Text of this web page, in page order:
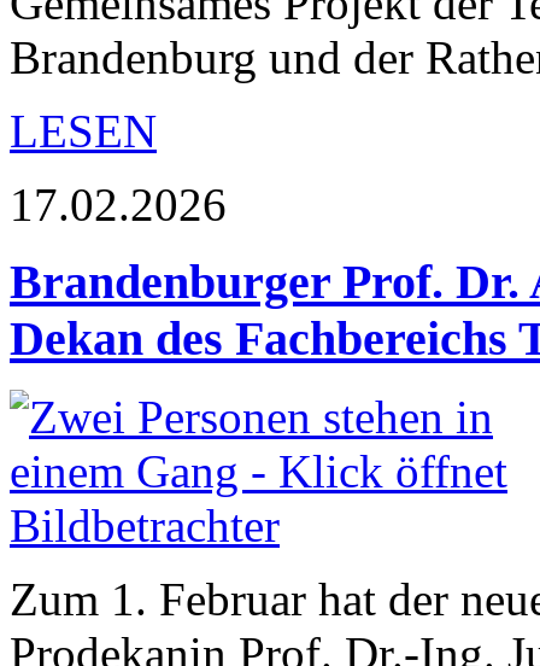
Brandenburg und der
LESEN
17.02.2026
Brandenburger Prof. Dr.
Dekan des Fachbereichs
Zum 1. Februar hat der
Prodekanin Prof. Dr.-Ing.